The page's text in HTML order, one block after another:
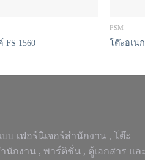
FS 1560
FSM
โต๊ะอเน
บ เฟอร์นิเจอร์สำนักงาน , โต๊ะ
ำนักงาน , พาร์ติชั่น , ตู้เอกสาร และ